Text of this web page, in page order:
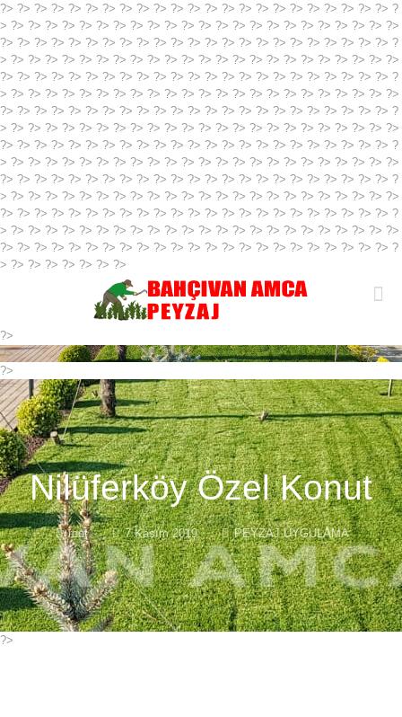
?> ?> ?> ?> ?> ?> ?> ?> ?> ?> ?> ?> ?> ?> ?> ?> ?> ?> ?> ?> ?> ?> ?> ?
> ?> ?> ?> ?> ?> ?> ?> ?> ?> ?> ?> ?> ?> ?> ?> ?> ?> ?> ?> ?> ?> ?> ?>
?> ?> ?> ?> ?> ?> ?> ?> ?> ?> ?> ?> ?> ?> ?> ?> ?> ?> ?> ?> ?> ?> ?> ?
> ?> ?> ?> ?> ?> ?> ?> ?> ?> ?> ?> ?> ?> ?> ?> ?> ?> ?> ?> ?> ?> ?> ?>
?> ?> ?> ?> ?> ?> ?> ?> ?> ?> ?> ?> ?> ?> ?> ?> ?> ?> ?> ?> ?> ?> ?> ?
> ?> ?> ?> ?> ?> ?> ?> ?> ?> ?> ?> ?> ?> ?> ?> ?> ?> ?> ?> ?> ?> ?> ?>
?> ?> ?> ?> ?> ?> ?> ?> ?> ?> ?> ?> ?> ?> ?> ?> ?> ?> ?> ?> ?> ?> ?> ?
> ?> ?> ?> ?> ?> ?> ?> ?> ?> ?> ?> ?> ?> ?> ?> ?> ?> ?> ?> ?> ?> ?> ?>
?> ?> ?> ?> ?> ?> ?> ?> ?> ?> ?> ?> ?> ?> ?> ?> ?> ?> ?> ?> ?> ?> ?> ?
> ?> ?> ?> ?> ?> ?> ?> ?> ?> ?> ?> ?> ?> ?> ?> ?> ?> ?> ?> ?> ?> ?> ?>
?> ?> ?> ?> ?> ?> ?> ?> ?> ?> ?> ?> ?> ?> ?> ?> ?> ?> ?> ?> ?> ?> ?> ?
> ?> ?> ?> ?> ?> ?> ?> ?> ?> ?> ?> ?> ?> ?> ?> ?> ?> ?> ?> ?> ?> ?> ?>
?> ?> ?> ?> ?> ?> ?> ?> ?> ?> ?> ?> ?> ?> ?> ?> ?> ?> ?> ?> ?> ?> ?> ?
> ?> ?> ?> ?> ?> ?> ?> ?> ?> ?> ?> ?> ?> ?> ?> ?> ?> ?> ?> ?> ?> ?> ?>
?> ?> ?> ?> ?> ?> ?> ?> ?> ?> ?> ?> ?> ?> ?> ?> ?> ?> ?> ?> ?> ?> ?> ?
> ?> ?> ?> ?> ?> ?> ?>
?>
?>
?>
Nilüferköy Özel Konut
root 7 Kasım 2019 PEYZAJ UYGULAMA
?>